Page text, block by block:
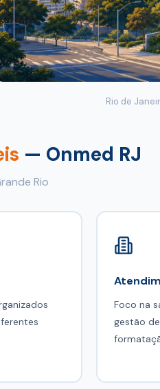
Rio de
— Onmed RJ
Rio
Foco na
gestão